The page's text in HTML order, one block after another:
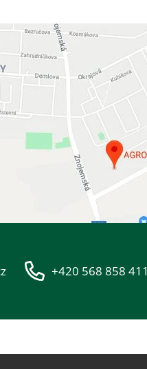
+420 568 858 411